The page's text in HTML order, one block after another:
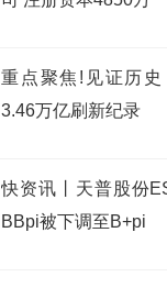
重点聚焦!见证历
3.46万亿刷新纪录
快资讯丨天普股份
BBpi被下调至B+pi